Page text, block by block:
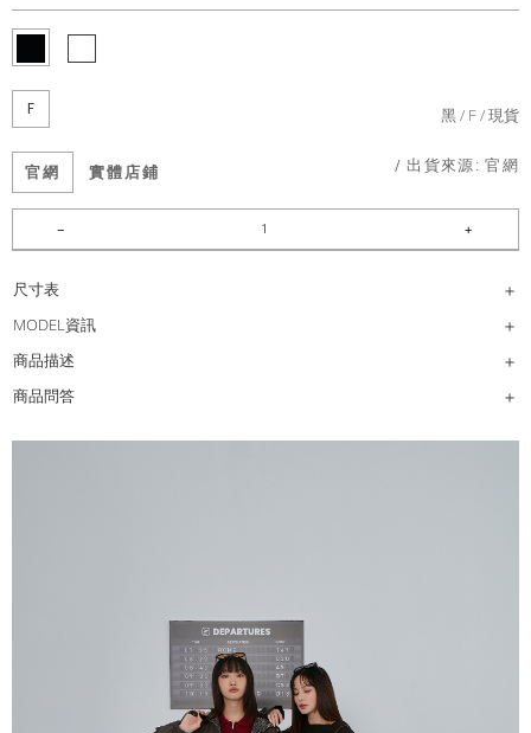
F 黑 F 現貨
官網 實體店鋪 / 出貨來源:官網
尺寸表
MODEL資訊
商品描述
商品問答